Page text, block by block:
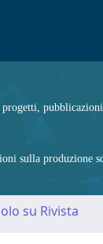
sulla
su Rivista